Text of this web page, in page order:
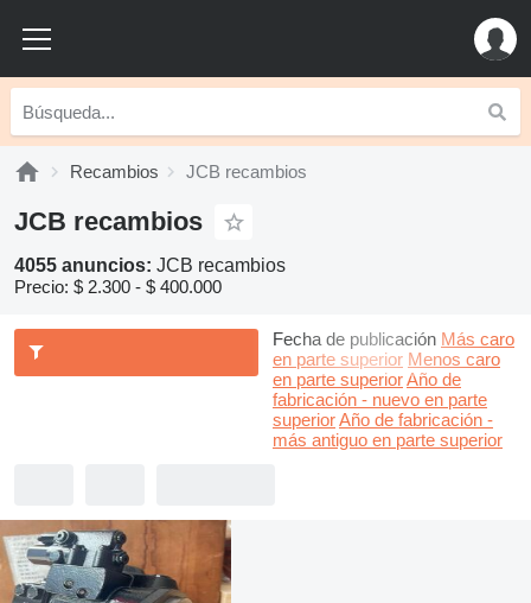
Recambios JCB recambios
JCB recambios
4055 anuncios: JCB recambios
Precio: $ 2.300 - $ 400.000
Fecha de publicación Más caro
en parte superior Menos caro
en parte superiorAño de
fabricación - nuevo en parte
superiorAño de fabricación -
más antiguo en parte superior